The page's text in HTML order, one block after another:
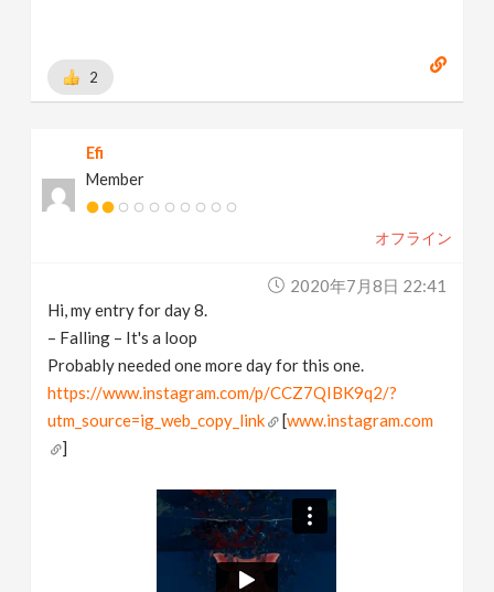
2
Efi
Member
オフライン
2020年7月8日 22:41
Hi, my entry for day 8.
– Falling – It's a loop
Probably needed one more day for this one.
https://www.instagram.com/p/CCZ7QIBK9q2/?
utm_source=ig_web_copy_link
[www.instagram.com
]